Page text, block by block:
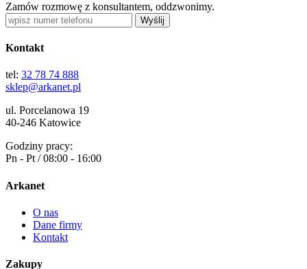
Zamów rozmowę z konsultantem, oddzwonimy.
Wyślij
Kontakt
tel: 32 78 74 888
sklep@arkanet.pl
ul. Porcelanowa 19
40-246 Katowice
Godziny pracy:
Pn - Pt / 08:00 - 16:00
Arkanet
O nas
Dane firmy
Kontakt
Zakupy